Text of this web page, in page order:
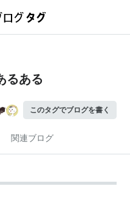
るある
このタグでブログを書く
関連ブログ